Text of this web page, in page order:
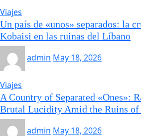
Viajes
Un país de «unos» separados: la
Kobaisi en las ruinas del Líbano
admin May 18, 2026
Viajes
A Country of Separated «Ones»:
Brutal Lucidity Amid the Ruins of
admin May 18, 2026